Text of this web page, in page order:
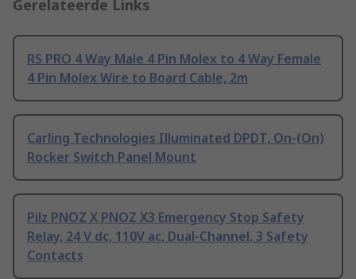
Gerelateerde Links
RS PRO 4 Way Male 4 Pin Molex to 4 Way Female
4 Pin Molex Wire to Board Cable, 2m
Carling Technologies Illuminated DPDT, On-(On)
Rocker Switch Panel Mount
Pilz PNOZ X PNOZ X3 Emergency Stop Safety
Relay, 24 V dc, 110V ac, Dual-Channel, 3 Safety
Contacts